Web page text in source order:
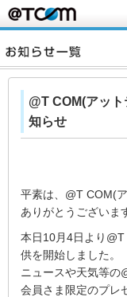
@T COM(アッ
知らせ
平素は、@T COM(
ありがとうございま
本日10月4日より
供を開始しました。
ニュースや天気等の
会員さま限定のプレ